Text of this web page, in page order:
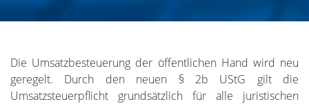
Die Umsatzbesteuerung der öffentlichen Hand wird neu
geregelt. Durch den neuen § 2b UStG gilt die
Umsatzsteuerpflicht grundsätzlich für alle juristischen